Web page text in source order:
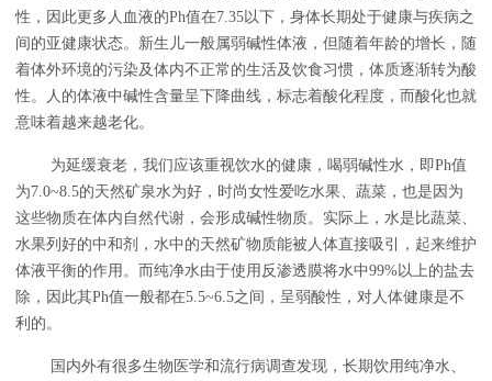
性，因此更多人血液的Ph值在7.35以下，身体长期处于健康与疾病之
间的亚健康状态。新生儿一般属弱碱性体液，但随着年龄的增长，随
着体外环境的污染及体内不正常的生活及饮食习惯，体质逐渐转为酸
性。人的体液中碱性含量呈下降曲线，标志着酸化程度，而酸化也就
意味着越来越老化。
为延缓衰老，我们应该重视饮水的健康，喝弱碱性水，即Ph值
为7.0~8.5的天然矿泉水为好，时尚女性爱吃水果、蔬菜，也是因为
这些物质在体内自然代谢，会形成碱性物质。实际上，水是比蔬菜、
水果列好的中和剂，水中的天然矿物质能被人体直接吸引，起来维护
体液平衡的作用。而纯净水由于使用反渗透膜将水中99%以上的盐去
除，因此其Ph值一般都在5.5~6.5之间，呈弱酸性，对人体健康是不
利的。
国内外有很多生物医学和流行病调查发现，长期饮用纯净水、